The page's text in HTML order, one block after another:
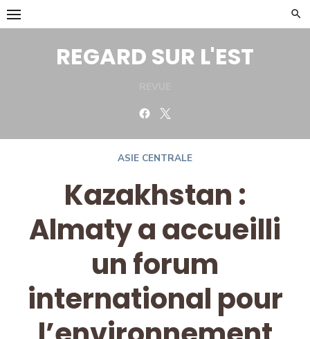
Skip
to
REGARD SUR L'EST
Facebook
ASIE CENTRALE
Kazakhstan :
Almaty a accueilli
un forum
international pour